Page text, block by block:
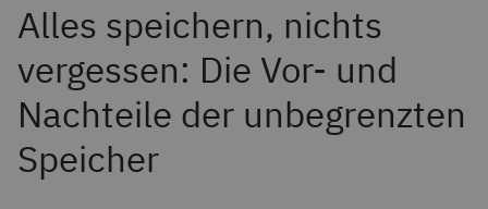
Alles speichern, nichts
vergessen: Die Vor- und
Nachteile der unbegrenzten
Speicher